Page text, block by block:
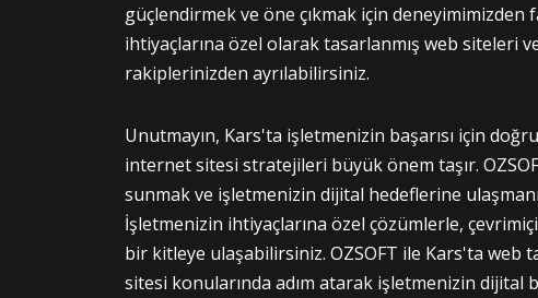
güçlendirmek ve öne çıkmak için
ihtiyaçlarına özel olarak tasarlanmış web siteleri
rakiplerinizden ayrılabilirsiniz.
Unutmayın, Kars'ta işletmenizin başarısı için doğru
internet sitesi stratejileri büyük önem taşır.
sunmak ve işletmenizin dijital hedeflerine
İşletmenizin ihtiyaçlarına özel çözümlerle,
bir kitleye ulaşabilirsiniz. OZSOFT ile Kars'ta web
sitesi konularında adım atarak işletmenizin dijital